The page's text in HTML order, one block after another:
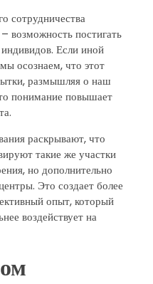
сотрудничества
возможность постигать
Если иной
осознаем, что этот
размышляя о наш
понимание повышает
раскрывают, что
такие же участки
но дополнительно
Это создает более
опыт, который
воздействует на